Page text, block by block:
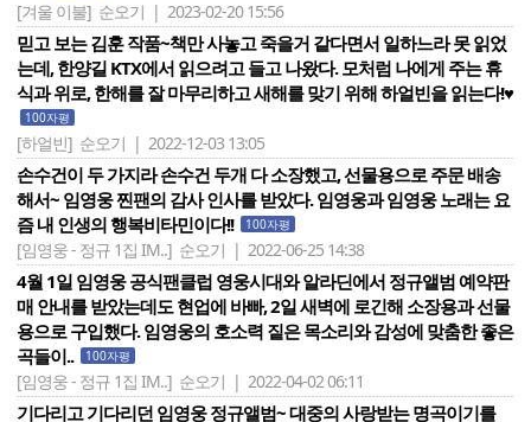
[겨울 이불] 순오기 | 2023-02-20 15:56
믿고 보는 김훈 작품~책만 사놓고 죽을거 같다면서 일하느라 못 읽었
는데, 한양길 KTX에서 읽으려고 들고 나왔다. 모처럼 나에게 주는 휴
식과 위로, 한해를 잘 마무리하고 새해를 맞기 위해 하얼빈을 읽는다!♥
100자평
[하얼빈] 순오기 | 2022-12-03 13:05
손수건이 두 가지라 손수건 두개 다 소장했고, 선물용으로 주문 배송
해서~ 임영웅 찐팬의 감사 인사를 받았다. 임영웅과 임영웅 노래는 요
즘 내 인생의 행복비타민이다!!
100자평
[임영웅 - 정규 1집 IM..] 순오기 | 2022-06-25 14:38
4월 1일 임영웅 공식팬클럽 영웅시대와 알라딘에서 정규앨범 예약판
매 안내를 받았는데도 현업에 바빠, 2일 새벽에 로긴해 소장용과 선물
용으로 구입했다. 임영웅의 호소력 짙은 목소리와 감성에 맞춤한 좋은
곡들이..
100자평
[임영웅 - 정규 1집 IM..] 순오기 | 2022-04-02 06:11
기다리고 기다리던 임영웅 정규앨범~ 대중의 사랑받는 명곡이기를